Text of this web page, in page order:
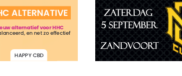
Man wandelt Friese gevangenis in met
Verloren én gevonden telefoon leidt tot